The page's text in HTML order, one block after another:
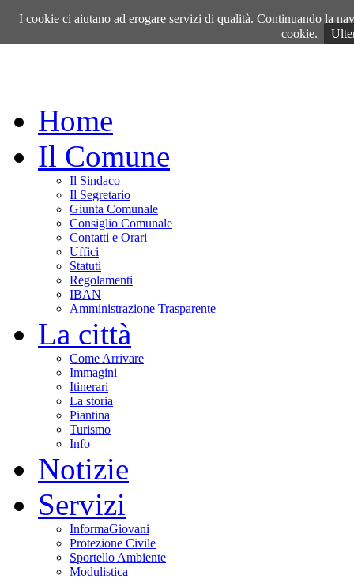
Venerdì, 07 Agosto 2026
Home
Il Comune
Il Sindaco
Il Segretario
Giunta Comunale
Consiglio Comunale
Contatti e Orari
Uffici
Statuti
Regolamenti
IBAN
Amministrazione Trasparente
La città
Come Arrivare
Immagini
Itinerari
La storia
Piantina
Turismo
Info
Notizie
Servizi
InformaGiovani
Protezione Civile
Sportello Ambiente
Modulistica
I cookie ci aiutano ad erogare servizi di qualità. Continuando la
cookie.